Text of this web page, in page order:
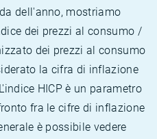
dell'anno, mostriamo
dei prezzi al consumo /
dei prezzi al consumo
la cifra di inflazione
HICP è un parametro
fra le cifre di inflazione
è possibile vedere